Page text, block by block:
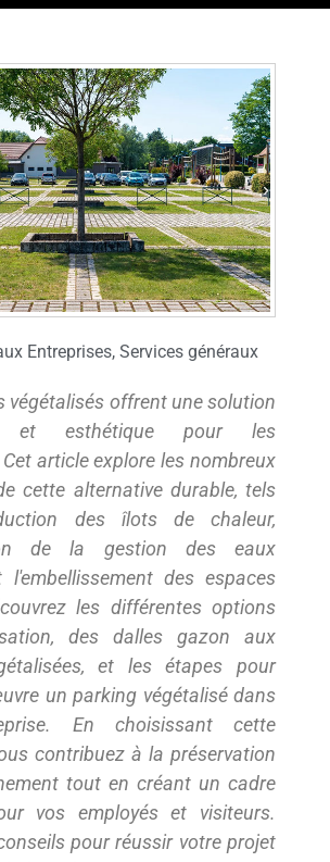
Entreprises, Services généraux
végétalisés offrent une solution
et esthétique pour les
article explore les nombreux
cette alternative durable, tels
des îlots de chaleur,
de la gestion des eaux
l'embellissement des espaces
les différentes options
des dalles gazon aux
et les étapes pour
un parking végétalisé dans
En choisissant cette
contribuez à la préservation
tout en créant un cadre
vos employés et visiteurs.
pour réussir votre projet